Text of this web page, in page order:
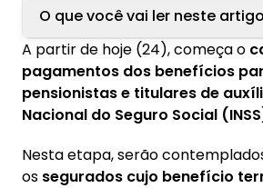
O que você vai ler neste
1. Calendário de pagamentos
2. Moradores do Rio Grande do
prioridade no pagamento
A partir de hoje (24), começa o
pagamentos dos benefícios
pensionistas e titulares de
Nacional do Seguro Social
Nesta etapa, serão
os segurados cujo benefício